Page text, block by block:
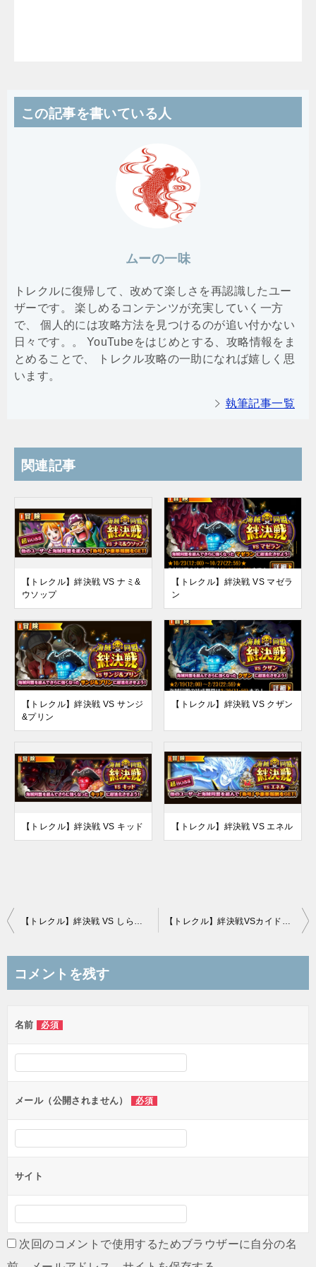
この記事を書いている人
ムーの一味
トレクルに復帰して、改めて楽しさを再認識したユー
ザーです。 楽しめるコンテンツが充実していく一方
で、 個人的には攻略方法を見つけるのが追い付かない
日々です。。 YouTubeをはじめとする、攻略情報をま
とめることで、 トレクル攻略の一助になれば嬉しく思
います。
執筆記事一覧
関連記事
【トレクル】絆決戦 VS ナミ&
ウソップ
【トレクル】絆決戦 VS マゼラ
ン
【トレクル】絆決戦 VS サンジ
&プリン
【トレクル】絆決戦 VS クザン
【トレクル】絆決戦 VS キッド 【トレクル】絆決戦 VS エネル
投
ビ
ー
シ
ン
【トレクル】絆決戦 VS しらほし&マンシェリー 【トレクル】絆決戦VSカイドウ 超BOSS「技属性」攻略｜新キャラ・特定サポートなし編成
コメントを残す
名前 必須
メール（公開されません） 必須
サイト
次回のコメントで使用するためブラウザーに自分の名